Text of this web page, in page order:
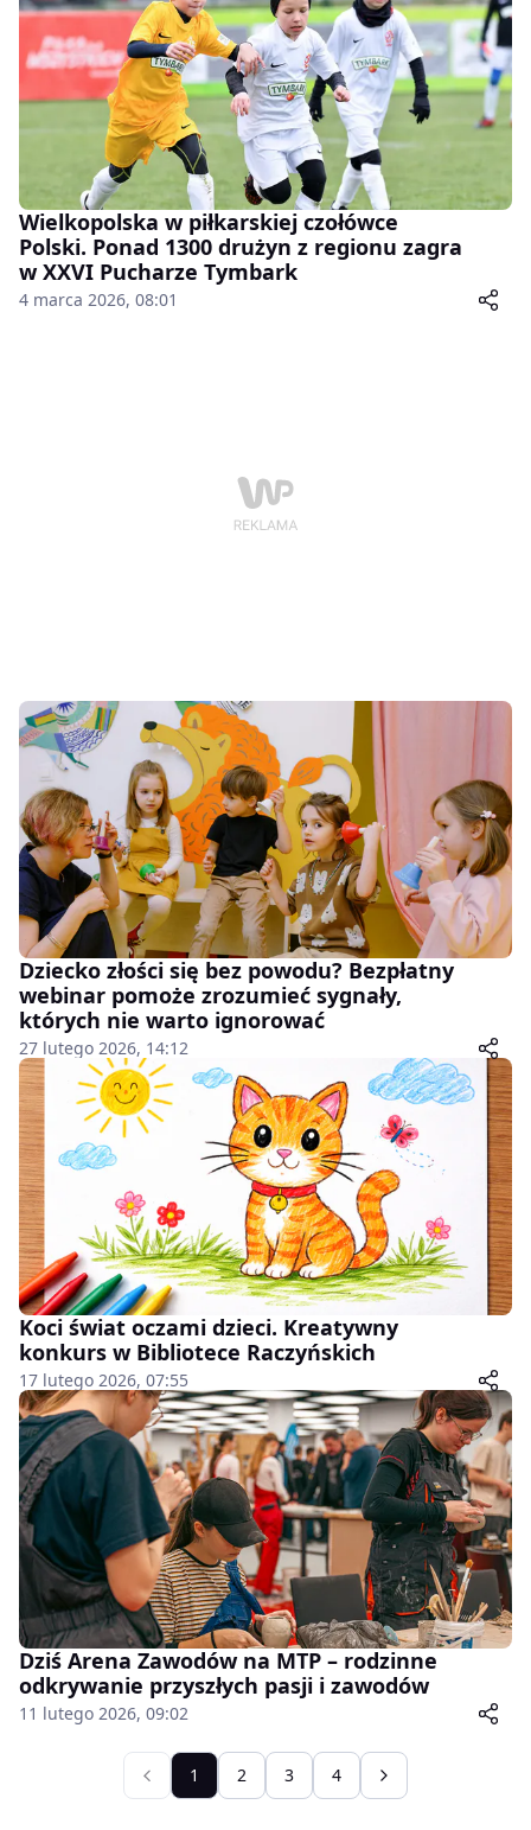
Wielkopolska w piłkarskiej czołówce
Polski. Ponad 1300 drużyn z regionu zagra
w XXVI Pucharze Tymbark
4 marca 2026, 08:01
Dziecko złości się bez powodu? Bezpłatny
webinar pomoże zrozumieć sygnały,
których nie warto ignorować
27 lutego 2026, 14:12
Koci świat oczami dzieci. Kreatywny
konkurs w Bibliotece Raczyńskich
17 lutego 2026, 07:55
Dziś Arena Zawodów na MTP – rodzinne
odkrywanie przyszłych pasji i zawodów
11 lutego 2026, 09:02
1 2 3 4